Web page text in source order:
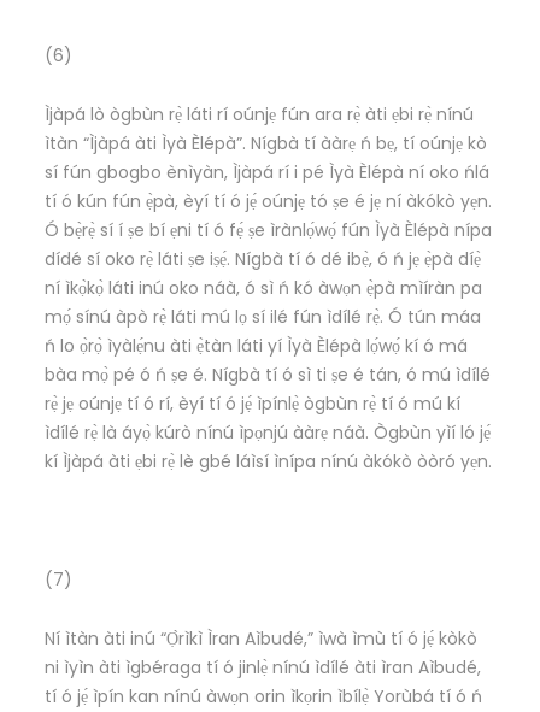
(6)
Ìjàpá lò ògbùn rẹ̀ láti rí oúnjẹ fún ara rẹ̀ àti ẹbi rẹ̀ nínú
ìtàn “Ìjàpá àti Ìyà Èlépà”. Nígbà tí ààrẹ ń bẹ, tí oúnjẹ kò
sí fún gbogbo ènìyàn, Ìjàpá rí i pé Ìyà Èlépà ní oko ńlá
tí ó kún fún ẹ̀pà, èyí tí ó jẹ́ oúnjẹ tó ṣe é jẹ ní àkókò yẹn.
Ó bẹ̀rẹ̀ sí í ṣe bí ẹni tí ó fẹ́ ṣe ìrànlọ́wọ́ fún Ìyà Èlépà nípa
dídé sí oko rẹ̀ láti ṣe iṣẹ́. Nígbà tí ó dé ibẹ̀, ó ń jẹ ẹ̀pà díẹ̀
ní ìkọ̀kọ̀ láti inú oko náà, ó sì ń kó àwọn ẹ̀pà mìíràn pa
mọ́ sínú àpò rẹ̀ láti mú lọ sí ilé fún ìdílé rẹ̀. Ó tún máa
ń lo ọ̀rọ̀ ìyàlẹ́nu àti ẹ̀tàn láti yí Ìyà Èlépà lọ́wọ́ kí ó má
bàa mọ̀ pé ó ń ṣe é. Nígbà tí ó sì ti ṣe é tán, ó mú ìdílé
rẹ̀ jẹ oúnjẹ tí ó rí, èyí tí ó jẹ́ ìpínlẹ̀ ògbùn rẹ̀ tí ó mú kí
ìdílé rẹ̀ là áyọ̀ kúrò nínú ìpọnjú ààrẹ náà. Ògbùn yìí ló jẹ́
kí Ìjàpá àti ẹbi rẹ̀ lè gbé láìsí ìnípa nínú àkókò òòró yẹn.
(7)
Ní ìtàn àti inú “Ọ̀rìkì Ìran Aìbudé,” ìwà ìmù tí ó jẹ́ kòkò
ni ìyìn àti ìgbéraga tí ó jinlẹ̀ nínú ìdílé àti ìran Aìbudé,
tí ó jẹ́ ìpín kan nínú àwọn orin ìkọrin ìbílẹ̀ Yorùbá tí ó ń